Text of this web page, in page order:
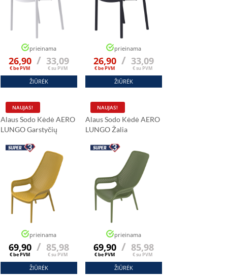
prieinama
26,90
€ be PVM
/ 33,09
€ su PVM
ŽIŪRĖK
prieinama
26,90
€ be PVM
/ 33,09
€ su PVM
ŽIŪRĖK
Alaus Sodo Kėdė AERO
LUNGO Garstyčių
NAUJAS!
prieinama
69,90
€ be PVM
/ 85,98
€ su PVM
ŽIŪRĖK
Alaus Sodo Kėdė AERO
LUNGO Žalia
NAUJAS!
prieinama
69,90
€ be PVM
/ 85,98
€ su PVM
ŽIŪRĖK